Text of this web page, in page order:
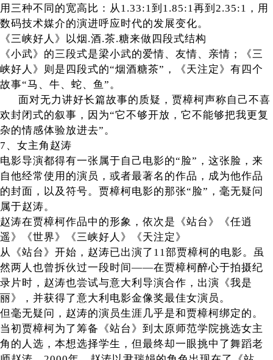
用三种不同的宽高比：从1.33:1到1.85:1再到2.35:1，用
数码技术媒介的演进呼应时代的发展变化。
《三峡好人》以烟.酒.茶.糖来做四段式结构
《小武》的三段式是梁小武的爱情、友情、亲情；《三
峡好人》则是四段式的“烟酒糖茶”，《天注定》有四个
故事“马、牛、蛇、鱼”。
面对无力讲好长篇故事的质疑，贾樟柯声称自己不喜
欢封闭式的叙事，因为“它不够开放，它不能够把我更复
杂的情感体验放进去”。
7、女主角赵涛
电影导演都得有一张属于自己电影的“脸”，这张脸，来
自他经常使用的演员，或者最著名的作品，成为他作品
的封面，以及符号。贾樟柯电影的那张“脸”，毫无疑问
属于赵涛。
赵涛在贾樟柯作品中的形象，依次是《站台》《任逍
遥》《世界》《三峡好人》《天注定》
从《站台》开始，赵涛已出演了11部贾樟柯的电影。虽
然两人也曾拆伙过一段时间——在贾樟柯醉心于拍摄纪
录片时，赵涛也尝试与意大利导演合作，出演《我是
丽》，并获得了意大利电影金像奖最佳女演员。
但毫无疑问，赵涛的演员生涯几乎是和贾樟柯绑定的。
当初贾樟柯为了筹备《站台》到太原师范学院挑选女主
角的人选，本想选择学生，但最终却一眼挑中了舞蹈老